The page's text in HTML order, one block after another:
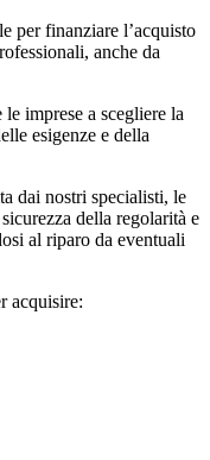
per finanziare l’acquisto
anche da
imprese a scegliere la
esigenze e della
dai nostri specialisti, le
della regolarità e
al riparo da eventuali
acquisire: